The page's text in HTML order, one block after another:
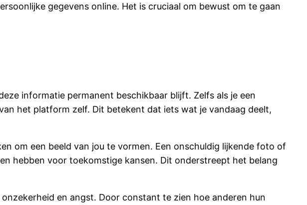
gegevens online. Het is cruciaal om bewust om te gaan
informatie permanent beschikbaar blijft. Zelfs als je een
het platform zelf. Dit betekent dat iets wat je vandaag deelt,
om een beeld van jou te vormen. Een onschuldig lijkende foto of
hebben voor toekomstige kansen. Dit onderstreept het belang
en angst. Door constant te zien hoe anderen hun